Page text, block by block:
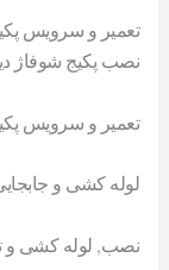
تعمیر و سرویس
نصب پکیج شوفاژ
تعمیر و سرویس
لوله کشی و
نصب, لوله کشی و